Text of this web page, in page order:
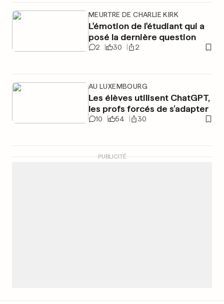
MEURTRE DE CHARLIE KIRK
L'émotion de l'étudiant qui a
posé la dernière question
2 30 2
AU LUXEMBOURG
Les élèves utilisent ChatGPT,
les profs forcés de s’adapter
10 54 30
PUBLICITÉ